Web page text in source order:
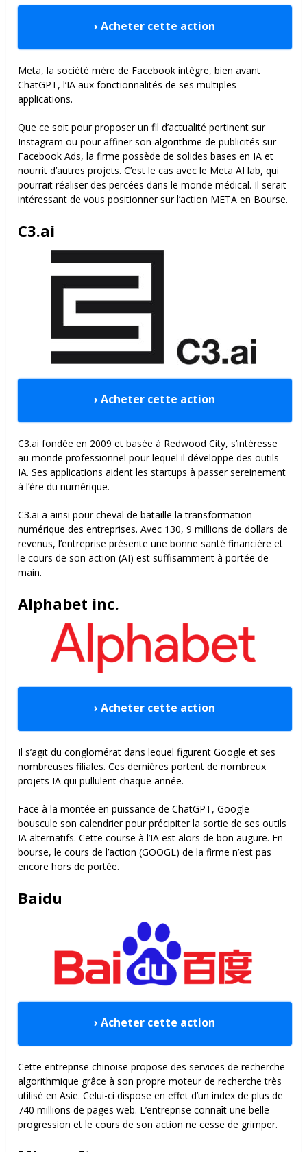
› Acheter cette action
Meta, la société mère de Facebook intègre, bien avant
ChatGPT, l’IA aux fonctionnalités de ses multiples
applications.
Que ce soit pour proposer un fil d’actualité pertinent sur
Instagram ou pour affiner son algorithme de publicités sur
Facebook Ads, la firme possède de solides bases en IA et
nourrit d’autres projets. C’est le cas avec le Meta AI lab, qui
pourrait réaliser des percées dans le monde médical. Il serait
intéressant de vous positionner sur l’action META en Bourse.
C3.ai
› Acheter cette action
C3.ai fondée en 2009 et basée à Redwood City, s’intéresse
au monde professionnel pour lequel il développe des outils
IA. Ses applications aident les startups à passer sereinement
à l’ère du numérique.
C3.ai a ainsi pour cheval de bataille la transformation
numérique des entreprises. Avec 130, 9 millions de dollars de
revenus, l’entreprise présente une bonne santé financière et
le cours de son action (AI) est suffisamment à portée de
main.
Alphabet inc.
› Acheter cette action
Il s’agit du conglomérat dans lequel figurent Google et ses
nombreuses filiales. Ces dernières portent de nombreux
projets IA qui pullulent chaque année.
Face à la montée en puissance de ChatGPT, Google
bouscule son calendrier pour précipiter la sortie de ses outils
IA alternatifs. Cette course à l’IA est alors de bon augure. En
bourse, le cours de l’action (GOOGL) de la firme n’est pas
encore hors de portée.
Baidu
› Acheter cette action
Cette entreprise chinoise propose des services de recherche
algorithmique grâce à son propre moteur de recherche très
utilisé en Asie. Celui-ci dispose en effet d’un index de plus de
740 millions de pages web. L’entreprise connaît une belle
progression et le cours de son action ne cesse de grimper.